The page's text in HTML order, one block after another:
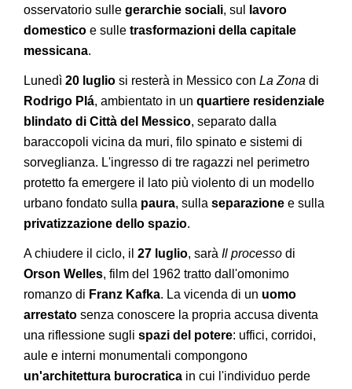
osservatorio sulle gerarchie sociali, sul
lavoro
domestico e sulle trasformazioni della capitale
messicana.
Lunedì 20 luglio si resterà in Messico con La Zona di
Rodrigo Plá, ambientato in un quartiere residenziale
blindato di Città del Messico, separato dalla
baraccopoli vicina da muri, filo spinato e sistemi di
sorveglianza. L'ingresso di tre ragazzi nel perimetro
protetto fa emergere il lato più violento di un modello
urbano fondato sulla paura, sulla separazione e sulla
privatizzazione dello spazio.
A chiudere il ciclo, il 27 luglio, sarà Il processo di
Orson Welles, film del 1962 tratto dall'omonimo
romanzo di Franz Kafka. La vicenda di un uomo
arrestato senza conoscere la propria accusa diventa
una riflessione sugli spazi del potere: uffici, corridoi,
aule e interni monumentali compongono
un'architettura burocratica in cui l'individuo perde